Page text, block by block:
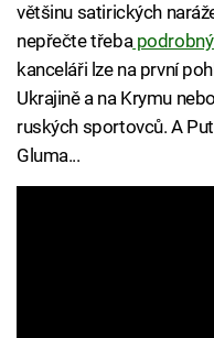
většinu satirických
nepřečte třebapodrobný
kanceláři lze na první
Ukrajině a na Krymu
ruských sportovců. A
Gluma...